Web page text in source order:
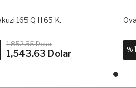
165 Q H 65 K.
1,852.35 Dolar
1,543.63 Dolar %